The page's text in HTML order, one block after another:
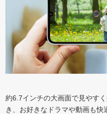
約6.7インチの大画面で見やす
き、お好きなドラマや動画も